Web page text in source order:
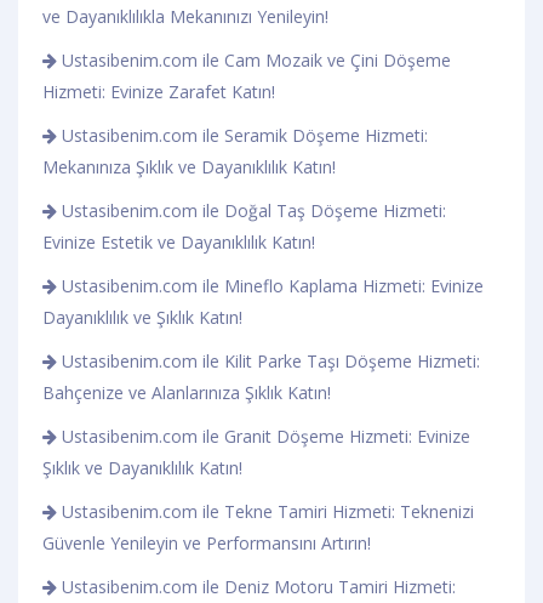
ve Dayanıklılıkla Mekanınızı Yenileyin!
Ustasibenim.com ile Cam Mozaik ve Çini Döşeme
Hizmeti: Evinize Zarafet Katın!
Ustasibenim.com ile Seramik Döşeme Hizmeti:
Mekanınıza Şıklık ve Dayanıklılık Katın!
Ustasibenim.com ile Doğal Taş Döşeme Hizmeti:
Evinize Estetik ve Dayanıklılık Katın!
Ustasibenim.com ile Mineflo Kaplama Hizmeti: Evinize
Dayanıklılık ve Şıklık Katın!
Ustasibenim.com ile Kilit Parke Taşı Döşeme Hizmeti:
Bahçenize ve Alanlarınıza Şıklık Katın!
Ustasibenim.com ile Granit Döşeme Hizmeti: Evinize
Şıklık ve Dayanıklılık Katın!
Ustasibenim.com ile Tekne Tamiri Hizmeti: Teknenizi
Güvenle Yenileyin ve Performansını Artırın!
Ustasibenim.com ile Deniz Motoru Tamiri Hizmeti: